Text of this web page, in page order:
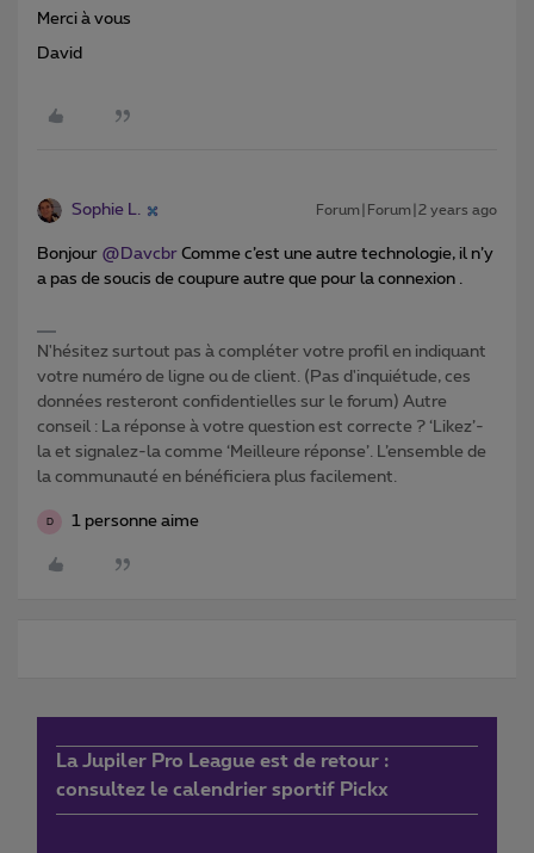
Merci à vous
David
Sophie L. Forum|Forum|2 years ago
Bonjour @Davcbr Comme c’est une autre technologie, il n’y
a pas de soucis de coupure autre que pour la connexion .
N'hésitez surtout pas à compléter votre profil en indiquant
votre numéro de ligne ou de client. (Pas d'inquiétude, ces
données resteront confidentielles sur le forum) Autre
conseil : La réponse à votre question est correcte ? ‘Likez’-
la et signalez-la comme ‘Meilleure réponse’. L’ensemble de
la communauté en bénéficiera plus facilement.
D 1 personne aime
La Jupiler Pro League est de retour :
consultez le calendrier sportif Pickx